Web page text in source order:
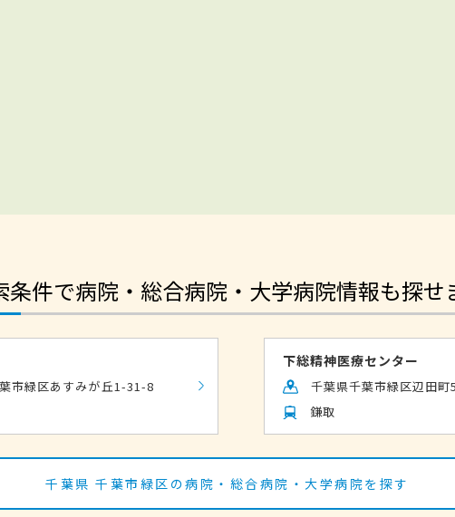
条件で病院・総合病院・大学病院情報も探せ
市緑区あすみが丘1-31-8
下総精神医療センター
千葉県千葉市緑区辺田町
鎌取
千葉県 千葉市緑区の病院・総合病院・大学病院を探す